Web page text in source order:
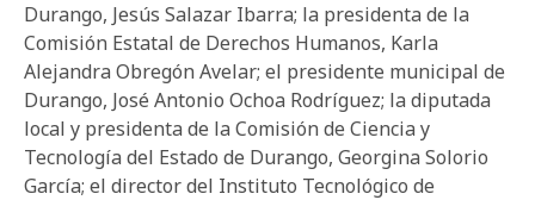
Durango, Jesús Salazar Ibarra; la presidenta de la
Comisión Estatal de Derechos Humanos, Karla
Alejandra Obregón Avelar; el presidente municipal de
Durango, José Antonio Ochoa Rodríguez; la diputada
local y presidenta de la Comisión de Ciencia y
Tecnología del Estado de Durango, Georgina Solorio
García; el director del Instituto Tecnológico de